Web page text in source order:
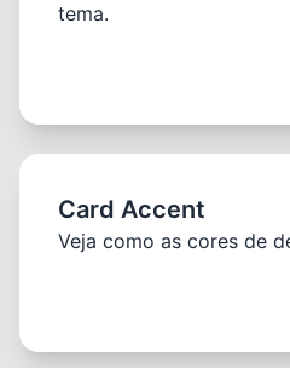
tema.
Card Accent
Veja como as cores de